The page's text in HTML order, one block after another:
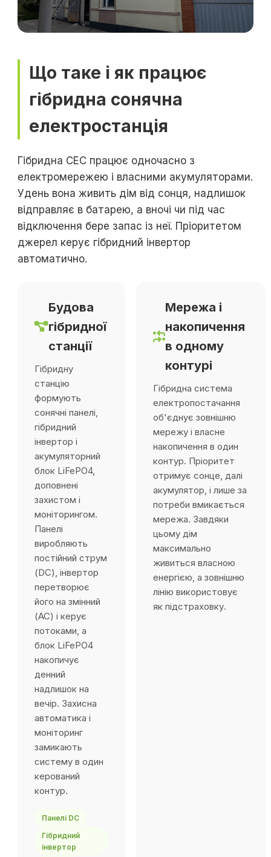
Що таке і як працює
гібридна сонячна
електростанція
Гібридна СЕС працює одночасно з
електромережею і власними акумуляторами.
Удень вона живить дім від сонця, надлишок
відправляє в батарею, а вночі чи під час
відключення бере запас із неї. Пріоритетом
джерел керує гібридний інвертор
автоматично.
Будова
гібридної
станції
Гібридну
станцію
формують
сонячні панелі,
гібридний
інвертор і
акумуляторний
блок LiFePO4,
доповнені
захистом і
моніторингом.
Панелі
виробляють
постійний струм
(DC), інвертор
перетворює
його на змінний
(AC) і керує
потоками, а
блок LiFePO4
накопичує
денний
надлишок на
вечір. Захисна
автоматика і
моніторинг
замикають
систему в один
керований
контур.
Панелі DC
Гібридний
інвертор
Мережа і
накопичення
в одному
контурі
Гібридна система
електропостачання
об'єднує зовнішню
мережу і власне
накопичення в один
контур. Пріоритет
отримує сонце, далі
акумулятор, і лише за
потреби вмикається
мережа. Завдяки
цьому дім
максимально
живиться власною
енергією, а зовнішню
лінію використовує
як підстраховку.